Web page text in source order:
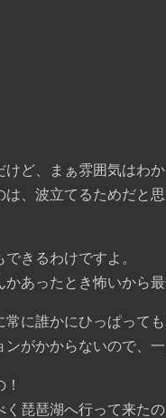
ど、まぁ雰囲気はわか
、波立てるためだと
きるわけですよ。
かあったとき怖いから
に誰かにひっぱって
がかからないので、
琵琶湖へ行って来たの